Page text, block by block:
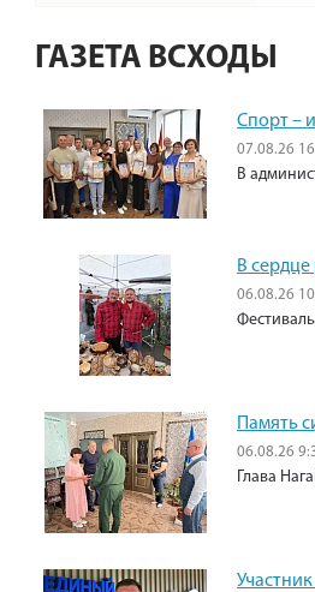
ГАЗЕТА ВСХОДЫ
Спорт –
07.08.26
В
В сердце
06.08.26
Память
06.08.26
Глава